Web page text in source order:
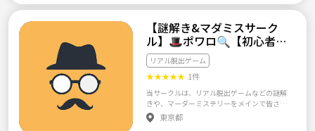
で同時に答えを出す形式で、盛り上がり必
く、謎解きイベントやリアル脱出ゲームも企
画しています！ •頭を使いながらチームで協力
して謎を解くのは、達成感も楽しさも満点✨
3. マーダーミステリー •話題の体験型推理ゲー
ムも定期開催！ •役になりきって推理する楽し
さは、まるでドラマの主人公気分！ 4. 街歩き
イベント •気になるエリアを散策しながら、軽
いクイズやおしゃべりを楽しむイベントで
す！ 🌼 koremoniaの魅力 🌼 •初心者も安心！
未経験の方がほとんどなので、丁寧にサポー
【謎解き&マダミスサーク
ル】🎩ポワロ🔍【初心者歓
迎】
リアル脱出ゲーム
★★★★★ 1件
当サークルは、リアル脱出ゲームなどの謎解
きや、マーダーミステリーをメインで皆さん
で遊ぶサークルです！ 初心者も楽しめるゆる
い感じで、あくまで脱出成功や犯人確保にこ
東京都